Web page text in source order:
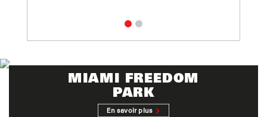
MIAMI FREEDOM
PARK
En savoir plus